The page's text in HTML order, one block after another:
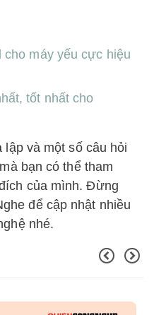
cho máy yếu cực hiệu
tốt nhất cho
và một số câu hỏi
bạn có thể tham
của mình. Đừng
để cập nhật nhiều
nhé.